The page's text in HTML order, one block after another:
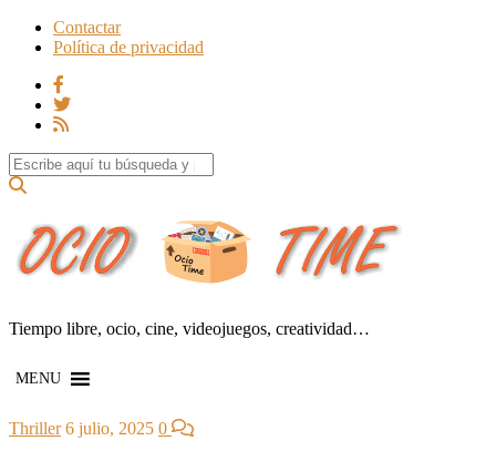
Contactar
Política de privacidad
Search for:
Tiempo libre, ocio, cine, videojuegos, creatividad…
MENU
Thriller 6 julio, 2025 0